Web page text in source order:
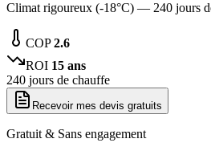
Climat rigoureux (-18°C) — 240 jours
COP2.6
ROI 15 ans
240 jours de chauffe
Recevoir mes devis gratuits
Gratuit & Sans engagement